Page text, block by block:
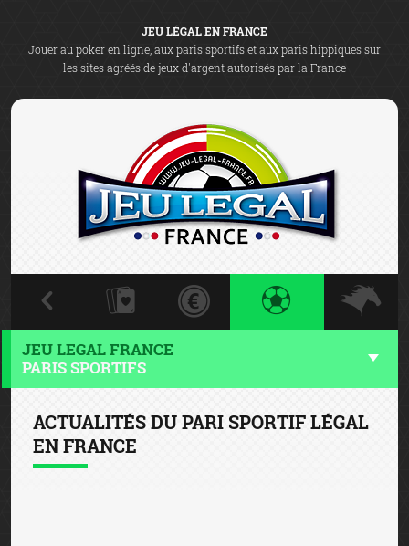
JEU LÉGAL EN FRANCE
Jouer au poker en ligne, aux paris sportifs et aux paris hippiques sur
les sites agréés de jeux d'argent autorisés par la France
JEU LEGAL FRANCE
PARIS SPORTIFS
ACTUALITÉS DU PARI SPORTIF LÉGAL
EN FRANCE